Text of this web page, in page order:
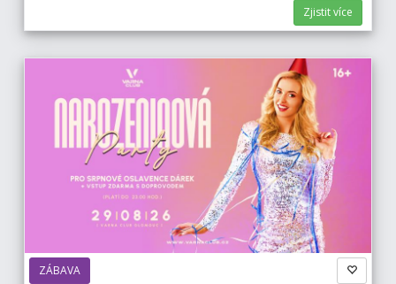
Zjistit více
ZÁBAVA